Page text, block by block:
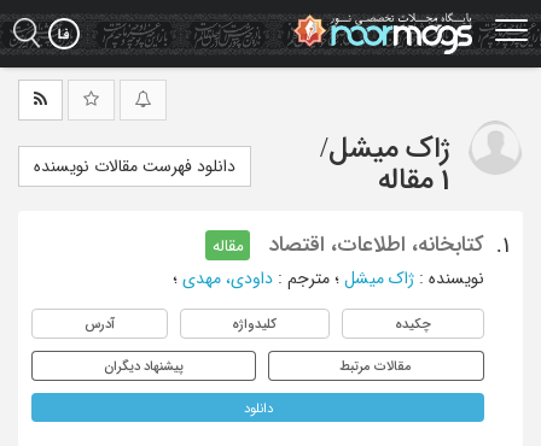
Skip
to
main
ژاک میشل/
1 مقاله
دانلود فهرست مقالات نویسنده
1. کتابخانه، اطلاعات، اقتصاد
مقاله
نویسنده : ژاک میشل ؛ مترجم : داودی، مهدی ؛
چکیده کلیدواژه آدرس
مقالات مرتبط پیشنهاد دیگران
دانلود